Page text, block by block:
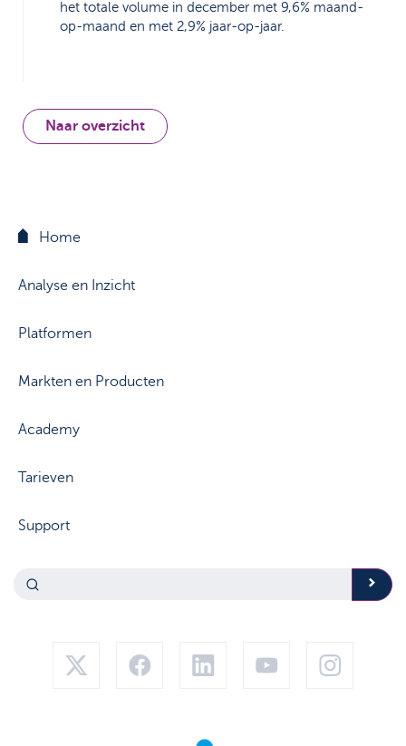
het totale volume in december met 9,6% maand-
op-maand en met 2,9% jaar-op-jaar.
Naar overzicht
Home
Analyse en Inzicht
Platformen
Markten en Producten
Academy
Tarieven
Support